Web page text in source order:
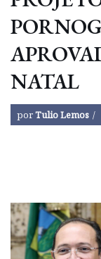
NATAL
porTulio Lemos